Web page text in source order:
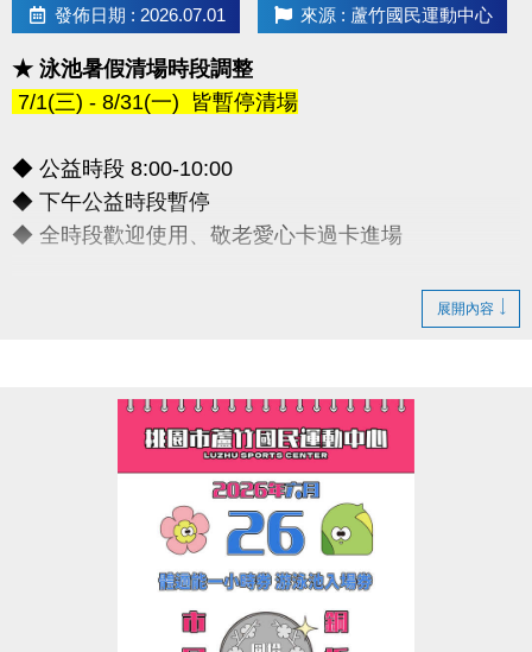
發佈日期 : 2026.07.01 來源 : 蘆竹國民運動中心
★ 泳池暑假清場時段調整
7/1(三) - 8/31(一) 皆暫停清場
◆ 公益時段 8:00-10:00
◆ 下午公益時段暫停
◆ 全時段歡迎使用、敬老愛心卡過卡進場
-洽詢專線：03-2639066 #112
-官網 :
https://www.lzsports.com.tw/zh_TW/news/pageID/1/
-FB : 桃園市蘆竹國民運動中心
-IG : @luzhusports
展開內容